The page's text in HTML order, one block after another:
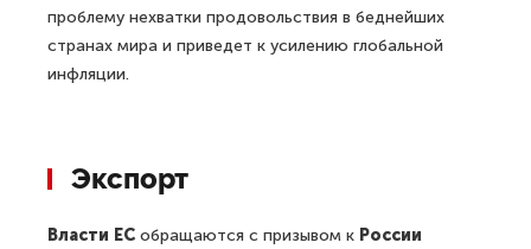
проблему нехватки продовольствия в беднейших
странах мира и приведет к усилению глобальной
инфляции.
Экспорт
Власти ЕС обращаются с призывом к России